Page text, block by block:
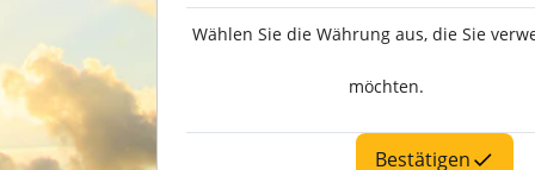
Wählen Sie die Währung aus, die Sie
möchten.
Bestätigen